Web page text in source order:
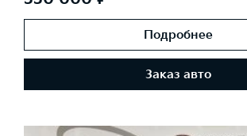
Подробнее
Заказ авто